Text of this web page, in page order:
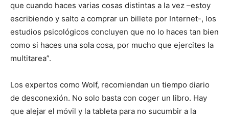
que cuando haces varias cosas distintas a la vez –estoy
escribiendo y salto a comprar un billete por Internet-, los
estudios psicológicos concluyen que no lo haces tan bien
como si haces una sola cosa, por mucho que ejercites la
multitarea”.
Los expertos como Wolf, recomiendan un tiempo diario
de desconexión. No solo basta con coger un libro. Hay
que alejar el móvil y la tableta para no sucumbir a la